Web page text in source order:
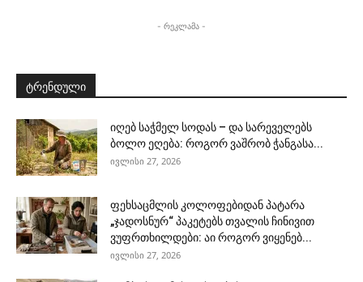
- რეკლამა -
ტრენდული
იღებ საჭმელ სოდას – და სარეველებს
ბოლო ეღება: როგორ ვაშრობ ჭანგასა...
ივლისი 27, 2026
ფეხსაცმლის კოლოფებიდან პატარა
„ჯადოსნურ“ პაკეტებს თვალის ჩინივით
ვუფრთხილდები: აი როგორ ვიყენებ...
ივლისი 27, 2026